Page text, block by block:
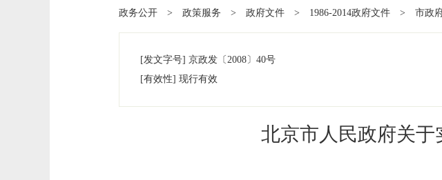
政务公开 > 政策服务 > 政府文件 > 1986-2014政府文件 > 市政
[发文字号] 京政发 〔2008〕 40号
[有效性] 现行有效
北京市人民政府关